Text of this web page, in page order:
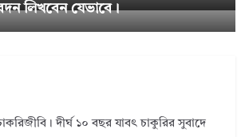
লিখবেন যেভাবে।
দীর্ঘ ১০ বছর যাবৎ চাকুরির সুবাদে